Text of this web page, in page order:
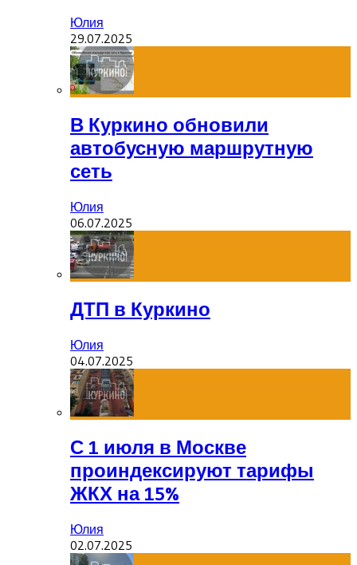
Юлия
29.07.2025
В Куркино обновили
автобусную маршрутную
сеть
Юлия
06.07.2025
ДТП в Куркино
Юлия
04.07.2025
С 1 июля в Москве
проиндексируют тарифы
ЖКХ на 15%
Юлия
02.07.2025